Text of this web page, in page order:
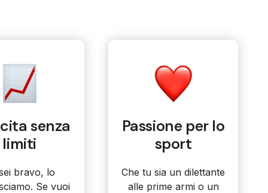
senza
limiti
bravo, lo
Se vuoi
Passione per lo
sport
Che tu sia un dilettante
alle prime armi o un